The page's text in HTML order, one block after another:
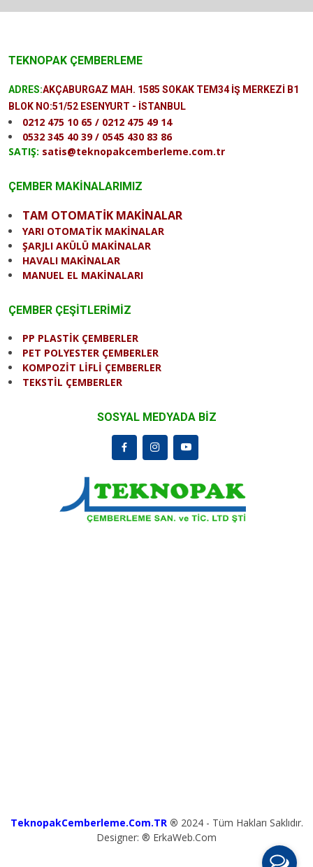
TEKNOPAK ÇEMBERLEME
ADRES:AKÇABURGAZ MAH. 1585 SOKAK TEM34 İŞ MERKEZİ B1
BLOK NO:51/52 ESENYURT - İSTANBUL
0212 475 10 65 / 0212 475 49 14
0532 345 40 39 / 0545 430 83 86
SATIŞ: satis@teknopakcemberleme.com.tr
ÇEMBER MAKİNALARIMIZ
TAM OTOMATİK MAKİNALAR
YARI OTOMATİK MAKİNALAR
ŞARJLI AKÜLÜ MAKİNALAR
HAVALI MAKİNALAR
MANUEL EL MAKİNALARI
ÇEMBER ÇEŞİTLERİMİZ
PP PLASTİK ÇEMBERLER
PET POLYESTER ÇEMBERLER
KOMPOZİT LİFLİ ÇEMBERLER
TEKSTİL ÇEMBERLER
SOSYAL MEDYADA BİZ
TeknopakCemberleme.Com.TR ® 2024 - Tüm Hakları Saklıdır.
Designer: ® ErkaWeb.Com